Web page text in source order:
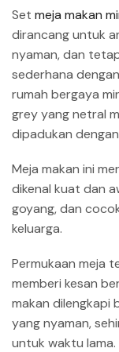
Set meja makan
dirancang untuk
nyaman, dan
sederhana
rumah bergaya
grey yang netral
dipadukan
Meja makan ini
dikenal kuat dan
goyang, dan
keluarga.
Permukaan meja
memberi kesan
makan dilengkapi
yang nyaman,
untuk waktu lama.